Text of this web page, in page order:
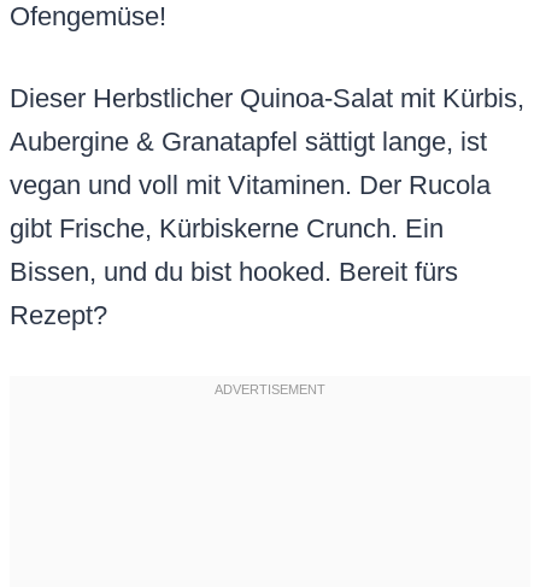
Ofengemüse!
Dieser Herbstlicher Quinoa-Salat mit Kürbis,
Aubergine & Granatapfel sättigt lange, ist
vegan und voll mit Vitaminen. Der Rucola
gibt Frische, Kürbiskerne Crunch. Ein
Bissen, und du bist hooked. Bereit fürs
Rezept?